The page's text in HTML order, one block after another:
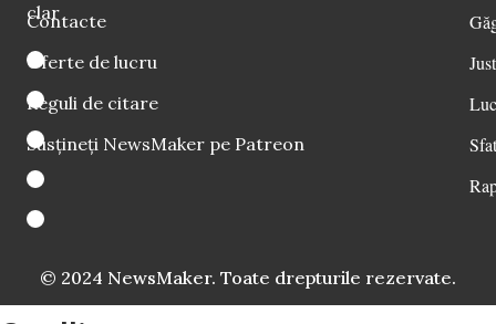
clar
Contacte
Oferte de lucru
Reguli de citare
Susțineți NewsMaker pe Patreon
© 2024 NewsMaker. Toate drepturile rezervate.